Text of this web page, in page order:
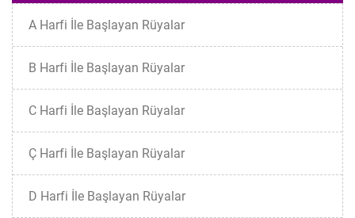
A Harfi İle Başlayan Rüyalar
B Harfi İle Başlayan Rüyalar
C Harfi İle Başlayan Rüyalar
Ç Harfi İle Başlayan Rüyalar
D Harfi İle Başlayan Rüyalar